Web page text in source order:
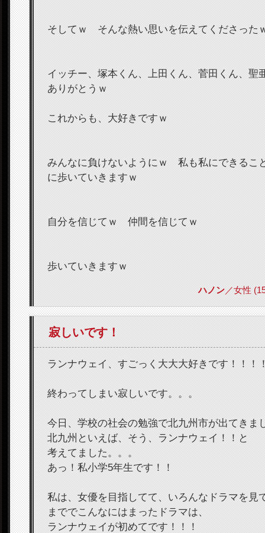
そしてｗ そんな熱い思いを伝えてくださった
イッチー、塚本くん、上田くん、菅田くん、
ありがとうｗ
これからも、大好きですｗ
みんなに負けないようにｗ 私も私にできるこ
に歩いていきますｗ
自分を信じてｗ 仲間を信じてｗ
歩いていきますｗ
ハノン／女性
寂しいです！
ランナウェイ、すごっく大大大好きです！！！
終わってしまい寂しいです。。。
今日、学校の社会の勉強で北九州市が出てきま
北九州といえば、そう、ランナウェイ！！と
考えてました。。。
あっ！私小学5年生です！！
私は、女優を目指してて、いろんなドラマを見
まででこんなにはまったドラマは、
ランナウェイが初めてです！！！